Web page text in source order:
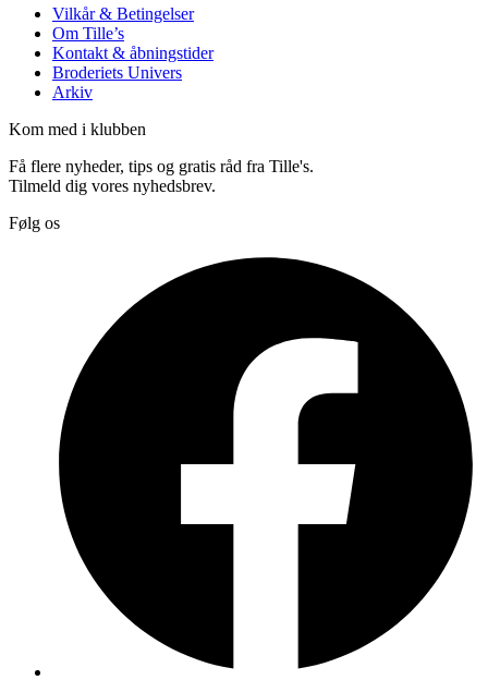
Vilkår & Betingelser
Om Tille’s
Kontakt & åbningstider
Broderiets Univers
Arkiv
Kom med i klubben
Få flere nyheder, tips og gratis råd fra Tille's.
Tilmeld dig vores nyhedsbrev.
Følg os